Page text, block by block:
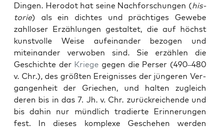
Din­gen. Herodot hat seine Nach­forschun­gen (his­
to­rie) als ein dicht­es und prächtiges Gewebe
zahllos­er Erzäh­lun­gen gestal­tet, die auf höchst
kun­stvolle Weise aufeinan­der bezo­gen und
miteinan­der ver­woben sind. Sie erzählen die
Geschichte der Kriege gegen die Pers­er (490–480
v. Chr.), des größten Ereigniss­es der jün­geren Ver­
gan­gen­heit der Griechen, und hal­ten zugle­ich
deren bis in das 7. Jh. v. Chr. zurück­re­ichende und
bis dahin nur mündlich tradierte Erin­nerun­gen
fest. In dieses kom­plexe Geschehen wer­den